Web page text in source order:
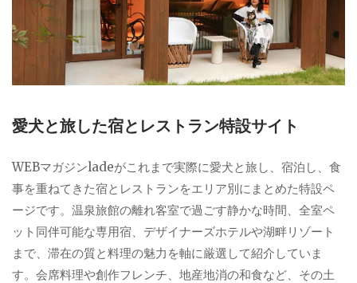
愛犬と旅した宿とレストラン特設サイト
WEBマガジンladeがこれまで実際に愛犬と旅し、宿泊し、食
事を重ねてきた宿とレストランをエリア別にまとめた特設ペ
ージです。温泉旅館の離れ客室で過ごす静かな時間、全室ペ
ット同伴可能な専用宿、デザイナーズホテルや湖畔リゾート
まで、滞在の質と料理の魅力を軸に厳選して紹介していま
す。会席料理や創作フレンチ、地産地消の和食など、その土